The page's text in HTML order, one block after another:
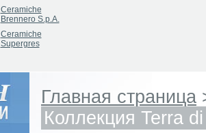
Ceramiche
Brennero S.p.A.
Ceramiche
Supergres
Главная страница
Коллекция Terra